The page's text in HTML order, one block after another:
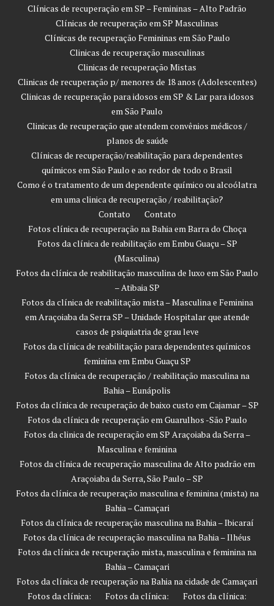
Clínicas de recuperação em SP – Femininas – Alto Padrão
Clínicas de recuperação em SP Masculinas
Clínicas de recuperação Femininas em São Paulo
Clinicas de recuperação masculinas
Clinicas de recuperação Mistas
Clinicas de recuperação p/ menores de 18 anos (Adolescentes)
Clinicas de recuperação para idosos em SP & Lar para idosos
em São Paulo
Clinicas de recuperação que atendem convênios médicos /
planos de saúde
Clínicas de recuperação/reabilitação para dependentes
químicos em São Paulo e ao redor de todo o Brasil
Como é o tratamento de um dependente químico ou alcoólatra
em uma clinica de recuperação / reabilitação?
Contato
Contato
Fotos clínica de recuperação na Bahia em Barra do Choça
Fotos da clínica de reabilitação em Embu Guaçu – SP
(Masculina)
Fotos da clínica de reabilitação masculina de luxo em São Paulo
– Atibaia SP
Fotos da clínica de reabilitação mista – Masculina e Feminina
em Araçoiaba da Serra SP – Unidade Hospitalar que atende
casos de psiquiatria de grau leve
Fotos da clínica de reabilitação para dependentes químicos
feminina em Embu Guaçu SP
Fotos da clínica de recuperação / reabilitação masculina na
Bahia – Eunápolis
Fotos da clínica de recuperação de baixo custo em Cajamar – SP
Fotos da clínica de recuperação em Guarulhos -São Paulo
Fotos da clinica de recuperação em SP Araçoiaba da Serra –
Masculina e feminina
Fotos da clínica de recuperação masculina de Alto padrão em
Araçoiaba da Serra, São Paulo – SP
Fotos da clínica de recuperação masculina e feminina (mista) na
Bahia – Camaçari
Fotos da clínica de recuperação masculina na Bahia – Ibicaraí
Fotos da clínica de recuperação masculina na Bahia – Ilhéus
Fotos da clínica de recuperação mista, masculina e feminina na
Bahia – Camaçari
Fotos da clínica de recuperação na Bahia na cidade de Camaçari
Fotos da clínica:
Fotos da clínica:
Fotos da clínica: